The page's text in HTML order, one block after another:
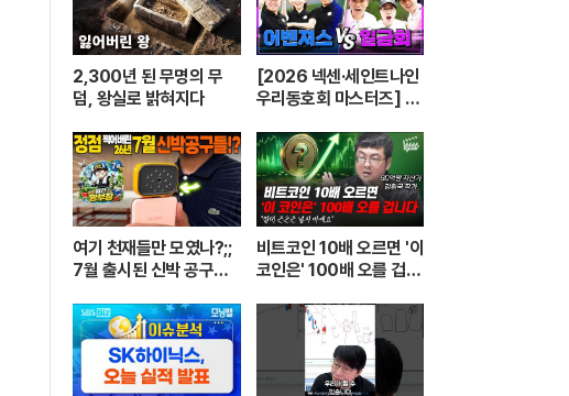
2,300년 된 무명의 무
덤, 왕실로 밝혀지다
[2026 넥센·세인트나인
우리동호회 마스터즈] 전
열한 도전의 여정! 파티움
어벤져스 vs 일금회 | 16
강 1경기
여기 천재들만 모였나?;;
7월 출시된 신박 공구들
리! 【🤴Ep.548】
비트코인 10배 오르면 '이
코인은' 100배 오를 겁니